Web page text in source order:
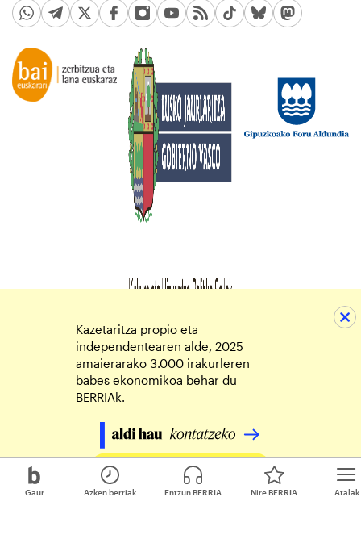
Gaur Atalak
Azken berriak Entzun BERRIA Nire BERRIA
Kazetaritza propio eta
independentearen alde, 2025
amaierarako 3.000 irakurleren
babes ekonomikoa behar du
BERRIAk.
Egin zure ekarpena